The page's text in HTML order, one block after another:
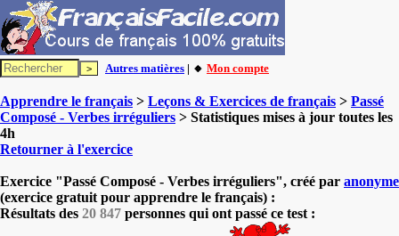
Autres matières | 🔸 Mon compte
Apprendre le français > Leçons & Exercices de français > Passé
Composé - Verbes irréguliers > Statistiques mises à jour toutes les
4h
Retourner à l'exercice
Exercice "Passé Composé - Verbes irréguliers", créé par anonyme
(exercice gratuit pour apprendre le français) :
Résultats des 20 847 personnes qui ont passé ce test :